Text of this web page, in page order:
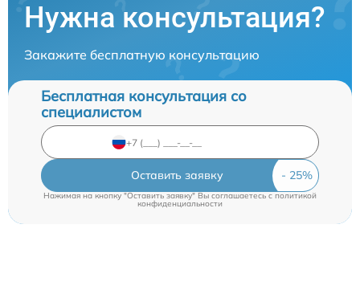
Нужна консультация?
Закажите бесплатную консультацию
Бесплатная консультация со
специалистом
Оставить заявку
Нажимая на кнопку "Оставить заявку" Вы соглашаетесь c политикой
конфиденциальности